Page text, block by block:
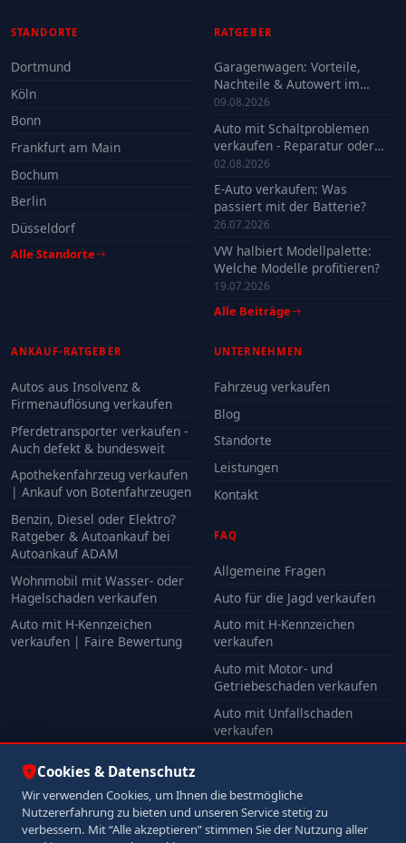
STANDORTE
Dortmund
Köln
Bonn
Frankfurt am Main
Bochum
Berlin
Düsseldorf
Alle Standorte
RATGEBER
Garagenwagen: Vorteile,
Nachteile & Autowert im
Check
09.08.2026
Auto mit Schaltproblemen
verkaufen - Reparatur oder
Verkauf?
02.08.2026
E-Auto verkaufen: Was
passiert mit der Batterie?
26.07.2026
VW halbiert Modellpalette:
Welche Modelle profitieren?
19.07.2026
Alle Beiträge
ANKAUF-RATGEBER
Autos aus Insolvenz &
Firmenauflösung verkaufen
Pferdetransporter verkaufen -
Auch defekt & bundesweit
Apothekenfahrzeug verkaufen
| Ankauf von Botenfahrzeugen
Benzin, Diesel oder Elektro?
Ratgeber & Autoankauf bei
Autoankauf ADAM
Wohnmobil mit Wasser- oder
Hagelschaden verkaufen
Auto mit H-Kennzeichen
verkaufen | Faire Bewertung
UNTERNEHMEN
Fahrzeug verkaufen
Blog
Standorte
Leistungen
Kontakt
FAQ
Allgemeine Fragen
Auto für die Jagd verkaufen
Auto mit H-Kennzeichen
verkaufen
Auto mit Motor- und
Getriebeschaden verkaufen
Auto mit Unfallschaden
verkaufen
© 2026 Autoankauf ADAM. Alle Rechte vorbehalten.
ImpressumDatenschutz
Cookies & Datenschutz
Wir verwenden Cookies, um Ihnen die bestmögliche
Nutzererfahrung zu bieten und unseren Service stetig zu
verbessern. Mit “Alle akzeptieren” stimmen Sie der Nutzung aller